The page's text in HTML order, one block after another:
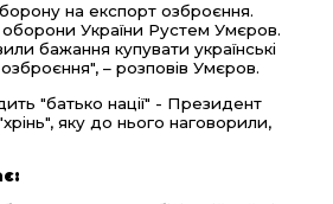
на експорт озброєння.
оборони України Рустем Умєров.
бажання купувати українські
– розповів Умєров.
"батько нації" - Президент
яку до нього наговорили,